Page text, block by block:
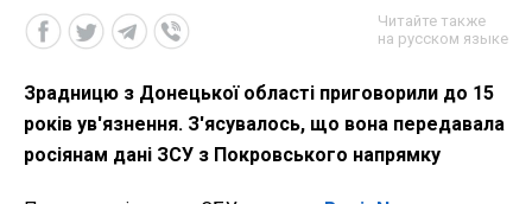
Читайте также
на русском языке
Зрадницю з Донецької області приговорили до 15
років ув'язнення. З'ясувалось, що вона передавала
росіянам дані ЗСУ з Покровського напрямку